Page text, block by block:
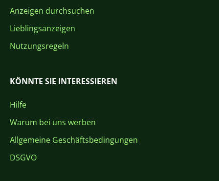
Anzeigen durchsuchen
Lieblingsanzeigen
Nutzungsregeln
KÖNNTE SIE INTERESSIEREN
Hilfe
Warum bei uns werben
Allgemeine Geschäftsbedingungen
DSGVO